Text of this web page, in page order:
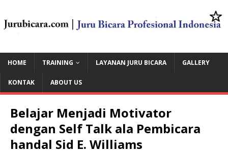
HOME TRAINING LAYANAN JURU BICARA GALLERY
KONTAK ABOUT US
Belajar Menjadi Motivator
dengan Self Talk ala Pembicara
handal Sid E. Williams